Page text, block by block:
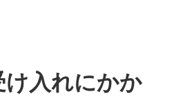
け入れにかか